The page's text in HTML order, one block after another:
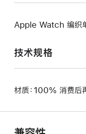
Apple Watch 编织
技术规格
材质：100% 消费后